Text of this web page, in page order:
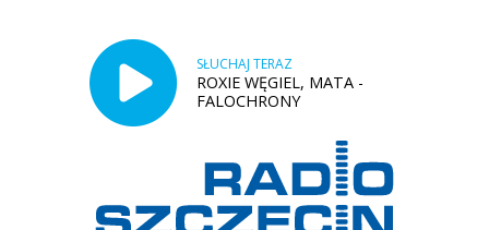
SŁUCHAJ TERAZ
ROXIE WĘGIEL, MATA -
FALOCHRONY